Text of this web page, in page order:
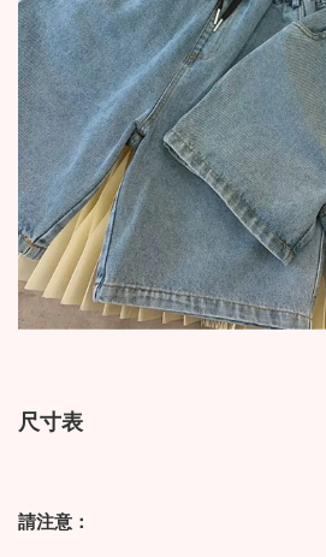
尺寸表
請注意：